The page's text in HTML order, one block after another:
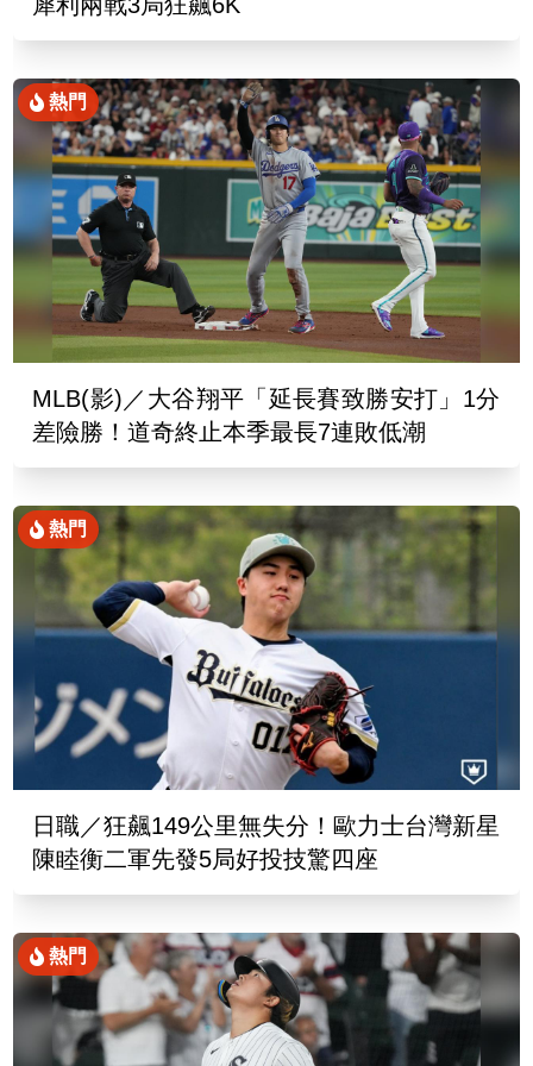
熱門
MLB(影)／大谷翔平「延長賽致勝安打」1分
差險勝！道奇終止本季最長7連敗低潮
熱門
日職／狂飆149公里無失分！歐力士台灣新星
陳睦衡二軍先發5局好投技驚四座
熱門